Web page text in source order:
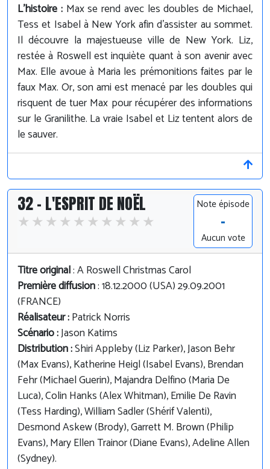
L'histoire : Max se rend avec les doubles de Michael,
Tess et Isabel à New York afin d'assister au sommet.
Il découvre la majestueuse ville de New York. Liz,
restée à Roswell est inquiète quant à son avenir avec
Max. Elle avoue à Maria les prémonitions faites par le
faux Max. Or, son ami est menacé par les doubles qui
risquent de tuer Max pour récupérer des informations
sur le Granilithe. La vraie Isabel et Liz tentent alors de
le sauver.
32 - L'ESPRIT DE NOËL Note épisode
-
Aucun vote
Titre original: A Roswell Christmas Carol
Première diffusion: 18.12.2000 (USA) 29.09.2001
(FRANCE)
Réalisateur :Patrick Norris
Scénario :Jason Katims
Distribution :Shiri Appleby (Liz Parker), Jason Behr
(Max Evans), Katherine Heigl (Isabel Evans), Brendan
Fehr (Michael Guerin), Majandra Delfino (Maria De
Luca), Colin Hanks (Alex Whitman), Emilie De Ravin
(Tess Harding), William Sadler (Shérif Valenti),
Desmond Askew (Brody), Garrett M. Brown (Philip
Evans), Mary Ellen Trainor (Diane Evans), Adeline Allen
(Sydney).